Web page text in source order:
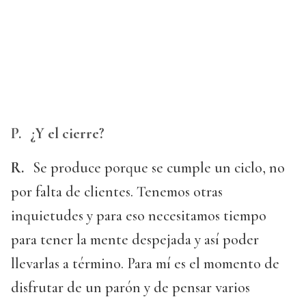
P.
¿Y el cierre?
R. Se produce porque se cumple un ciclo, no
por falta de clientes. Tenemos otras
inquietudes y para eso necesitamos tiempo
para tener la mente despejada y así poder
llevarlas a término. Para mí es el momento de
disfrutar de un parón y de pensar varios